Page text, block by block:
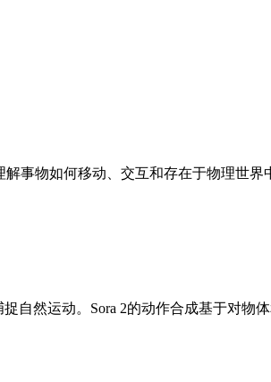
事物如何移动、交互和存在于物理世界
自然运动。Sora 2的动作合成基于对物